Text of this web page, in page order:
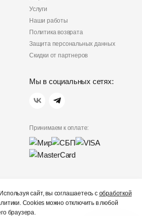
Услуги
Наши работы
Политика возврата
Защита персональных данных
Скидки от партнеров
Мы в социальных сетях:
Принимаем к оплате:
конфиденциальности
Не является публичной
сайт, вы соглашаетесь с обработкой
Cookies можно отключить в любой
браузера.